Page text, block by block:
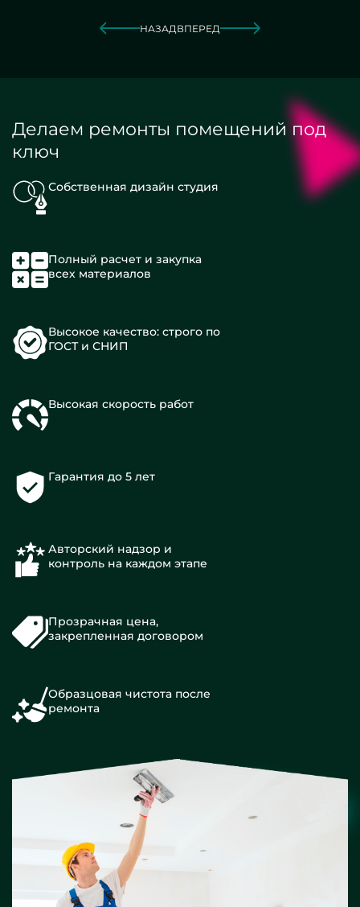
НАЗАД ВПЕРЕД
Делаем ремонты помещений под
ключ
Собственная дизайн студия
Полный расчет и закупка
всех материалов
Высокое качество: строго по
ГОСТ и СНИП
Высокая скорость работ
Гарантия до 5 лет
Авторский надзор и
контроль на каждом этапе
Прозрачная цена,
закрепленная договором
Образцовая чистота после
ремонта